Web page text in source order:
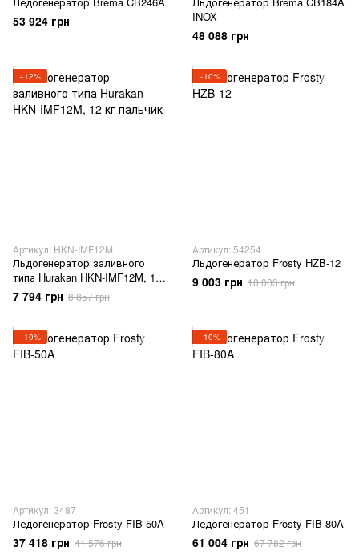
53 924 грн
INOX
48 088 грн
−12%
Артикул: HKN-IMF12M
Льдогенератор заливного
типа Hurakan HKN-IMF12M, 12
кг пальчик
7 794 грн 8 857 грн
−10%
Артикул: 54254
Льдогенератор Frosty HZB-12
9 003 грн 10 003 грн
−10%
Артикул: 3487
Лёдогенератор Frosty FIB-50A
37 418 грн 41 576 грн
−10%
Артикул: 451
Лёдогенератор Frosty FIB-80A
61 004 грн 67 782 грн